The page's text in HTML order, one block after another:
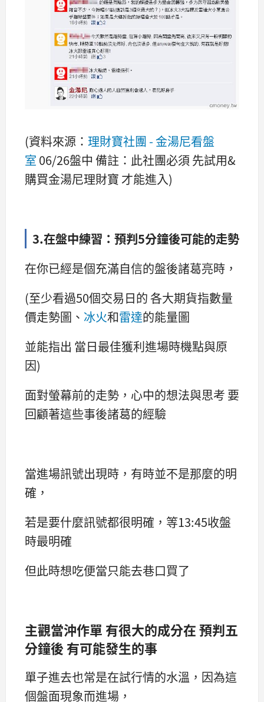
(資料來源： 理財寶社團 - 金湯尼看盤
室 06/26盤中 備註：此社團必須 先試用&
購買金湯尼理財寶 才能進入)
3.在盤中練習：預判5分鐘後可能的走勢
在你已經是個充滿自信的盤後諸葛亮時，
(至少看過50個交易日的 各大期貨指數量
價走勢圖、 冰火和雷達的能量圖
並能指出 當日最佳獲利進場時機點與原
因)
面對螢幕前的走勢，心中的想法與思考 要
回顧著這些事後諸葛的經驗
當進場訊號出現時，有時並不是那麼的明
確，
若是要什麼訊號都很明確，等13:45收盤
時最明確
但此時想吃便當只能去巷口買了
主觀當沖作單 有很大的成分在 預判五
分鐘後 有可能發生的事
單子進去也常是在試行情的水溫，因為這
個盤面現象而進場，